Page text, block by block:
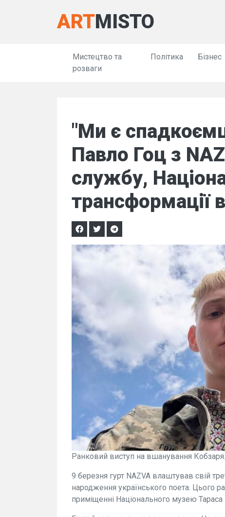
ARTMISTO
Мистецтво та
розваги
Політика Бізнес
"Ми є
Павло Гоц з
службу,
трансформації
Ранковий виступ на вшанування Кобзаря.
9 березня гурт NAZVA влаштував свій
народження українського поета. Цього
приміщенні Національного музею